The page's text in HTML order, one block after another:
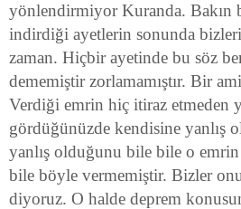
yönlendirmiyor Kuranda. Bakın
indirdiği ayetlerin sonunda
zaman. Hiçbir ayetinde bu söz
dememiştir zorlamamıştır. Bir
Verdiği emrin hiç itiraz etmeden
gördüğünüzde kendisine yanlış
yanlış olduğunu bile bile o emrin
bile böyle vermemiştir. Bizler
diyoruz. O halde deprem